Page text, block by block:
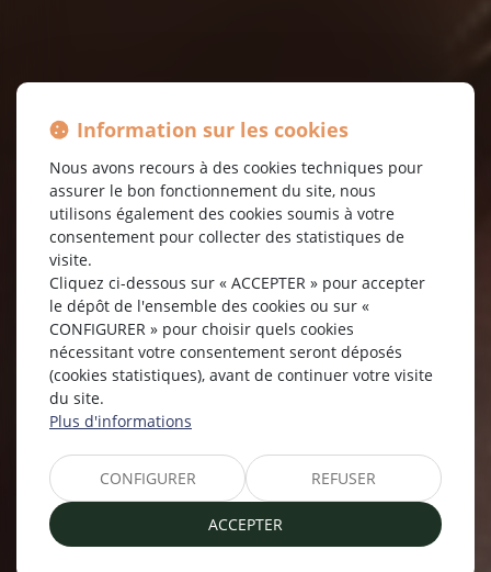
SOPHIE DUVAL-
MASSON
AVOCATE - BONS-EN-CHABLAIS
04 50 87 22 63 Nous contacter
Information sur les cookies
Nous avons recours à des cookies techniques pour
assurer le bon fonctionnement du site, nous
utilisons également des cookies soumis à votre
consentement pour collecter des statistiques de
visite.
Cliquez ci-dessous sur « ACCEPTER » pour accepter
le dépôt de l'ensemble des cookies ou sur «
CONFIGURER » pour choisir quels cookies
nécessitant votre consentement seront déposés
(cookies statistiques), avant de continuer votre visite
du site.
Plus d'informations
CONFIGURER REFUSER
ACCEPTER